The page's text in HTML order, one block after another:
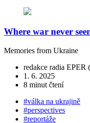
Where war never
Memories from Ukraine
redakce radia EPER
1. 6. 2025
8 minut čtení
#válka na ukrajině
#perspectives
#reportáže